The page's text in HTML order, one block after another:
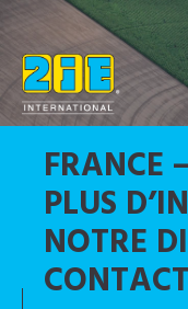
FRANCE
PLUS
NOTRE